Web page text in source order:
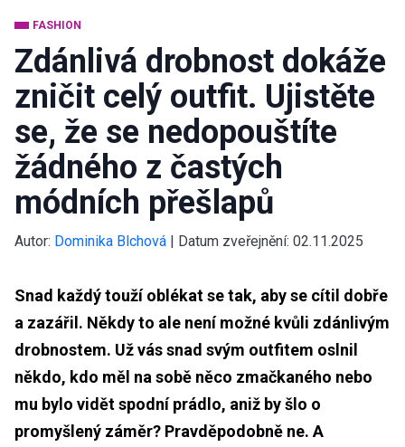
FASHION
Zdánlivá drobnost dokáže
zničit celý outfit. Ujistěte
se, že se nedopouštíte
žádného z častých
módních přešlapů
Autor: Dominika Blchová | Datum zveřejnění: 02.11.2025
Snad každý touží oblékat se tak, aby se cítil dobře
a zazářil. Někdy to ale není možné kvůli zdánlivým
drobnostem. Už vás snad svým outfitem oslnil
někdo, kdo měl na sobě něco zmačkaného nebo
mu bylo vidět spodní prádlo, aniž by šlo o
promyšlený záměr? Pravděpodobně ne. A